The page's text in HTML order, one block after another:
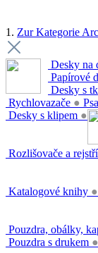
1. Zur Kategorie
Desky na
Papírové
Desky s
Rychlovazače ●
Desky s klipem ●
Rozlišovače a
Katalogové knihy ●
Pouzdra, obálky,
Pouzdra s drukem ●